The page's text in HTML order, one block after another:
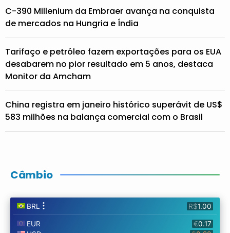
C-390 Millenium da Embraer avança na conquista
de mercados na Hungria e Índia
Tarifaço e petróleo fazem exportações para os EUA
desabarem no pior resultado em 5 anos, destaca
Monitor da Amcham
China registra em janeiro histórico superávit de US$
583 milhões na balança comercial com o Brasil
Câmbio